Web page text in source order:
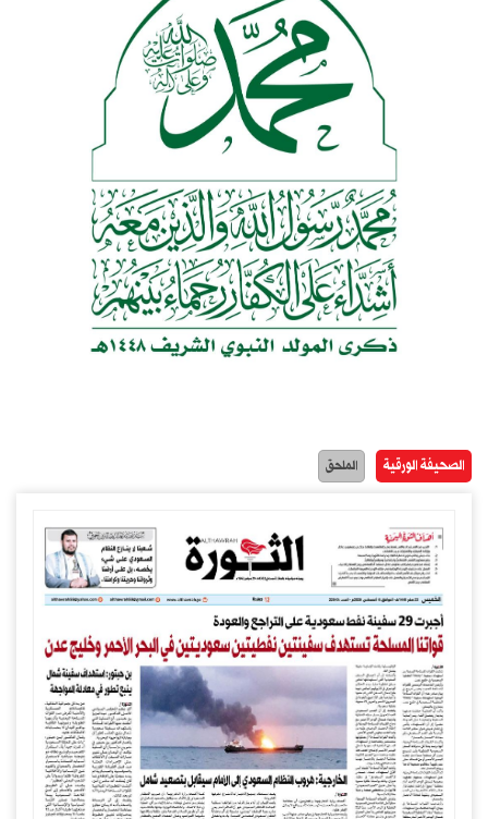
الصحيفة الورقية الملحق